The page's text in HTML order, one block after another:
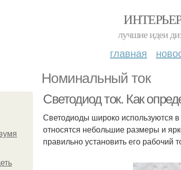
лучшие идеи
главная
Номинальный ток
Светодиод ток. Как
Светодиоды широко используются
относятся небольшие размеры и
правильно установить его рабочий